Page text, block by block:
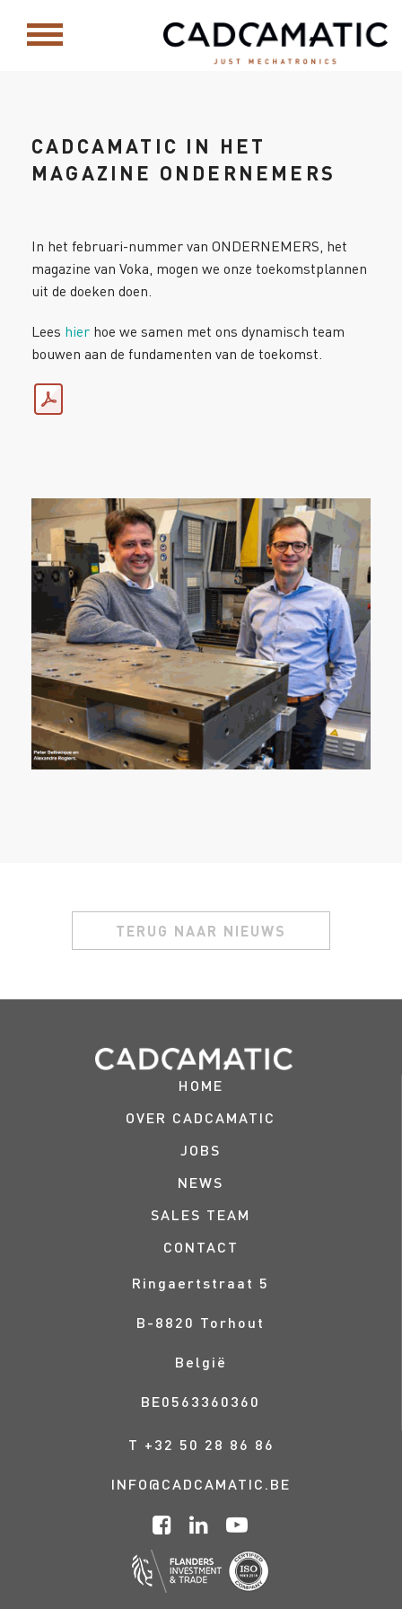
CADCAMATIC IN HET
MAGAZINE ONDERNEMERS
In het februari-nummer van ONDERNEMERS, het
magazine van Voka, mogen we onze toekomstplannen
uit de doeken doen.
Lees hier hoe we samen met ons dynamisch team
bouwen aan de fundamenten van de toekomst.
TERUG NAAR NIEUWS
HOME
OVER CADCAMATIC
JOBS
NEWS
SALES TEAM
CONTACT
Ringaertstraat 5
B-8820 Torhout
België
BE0563360360
T +32 50 28 86 86
INFO@CADCAMATIC.BE